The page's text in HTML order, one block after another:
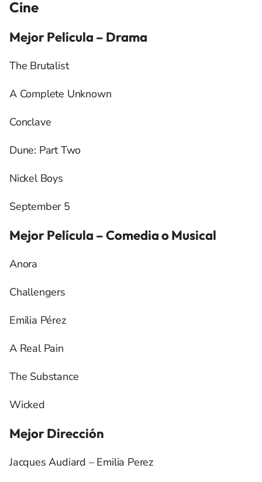
Cine
Mejor Película – Drama
The Brutalist
A Complete Unknown
Conclave
Dune: Part Two
Nickel Boys
September 5
Mejor Película – Comedia o Musical
Anora
Challengers
Emilia Pérez
A Real Pain
The Substance
Wicked
Mejor Dirección
Jacques Audiard – Emilia Perez